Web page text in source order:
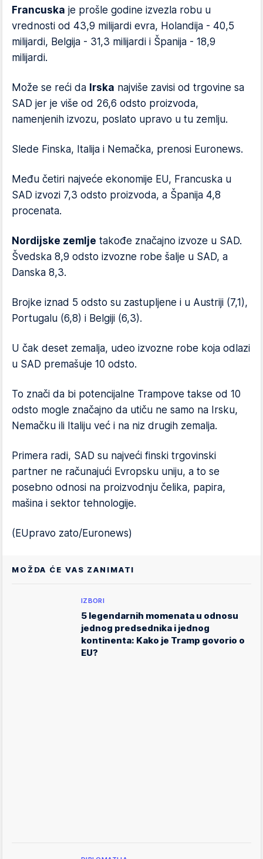
Francuska je prošle godine izvezla robu u
vrednosti od 43,9 milijardi evra, Holandija - 40,5
milijardi, Belgija - 31,3 milijardi i Španija - 18,9
milijardi.
Može se reći da Irska najviše zavisi od trgovine sa
SAD jer je više od 26,6 odsto proizvoda,
namenjenih izvozu, poslato upravo u tu zemlju.
Slede Finska, Italija i Nemačka, prenosi Euronews.
Među četiri najveće ekonomije EU, Francuska u
SAD izvozi 7,3 odsto proizvoda, a Španija 4,8
procenata.
Nordijske zemlje takođe značajno izvoze u SAD.
Švedska 8,9 odsto izvozne robe šalje u SAD, a
Danska 8,3.
Brojke iznad 5 odsto su zastupljene i u Austriji (7,1),
Portugalu (6,8) i Belgiji (6,3).
U čak deset zemalja, udeo izvozne robe koja odlazi
u SAD premašuje 10 odsto.
To znači da bi potencijalne Trampove takse od 10
odsto mogle značajno da utiču ne samo na Irsku,
Nemačku ili Italiju već i na niz drugih zemalja.
Primera radi, SAD su najveći finski trgovinski
partner ne računajući Evropsku uniju, a to se
posebno odnosi na proizvodnju čelika, papira,
mašina i sektor tehnologije.
(EUpravo zato/Euronews)
MOŽDA ĆE VAS ZANIMATI
IZBORI
5 legendarnih momenata u odnosu
jednog predsednika i jednog
kontinenta: Kako je Tramp govorio o
EU?